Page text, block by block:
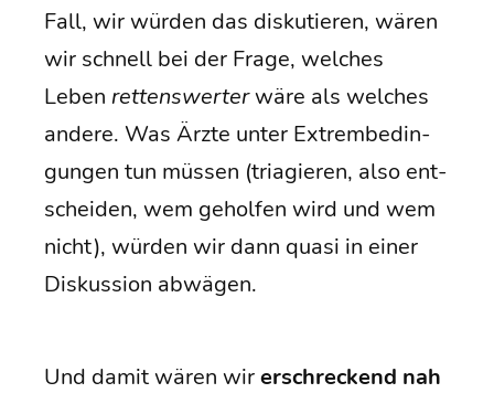
Fall, wir wür­den das dis­ku­tie­ren, wären
wir schnell bei der Fra­ge, wel­ches
Leben ret­tens­wer­terwäre als wel­ches
ande­re. Was Ärz­te unter Extrem­be­din­
gun­gen tun müs­sen (tria­gie­ren, also ent­
schei­den, wem gehol­fen wird und wem
nicht), wür­den wir dann qua­si in einer
Dis­kus­si­on abwägen.
Und damit wären wirerschre­ckend nah